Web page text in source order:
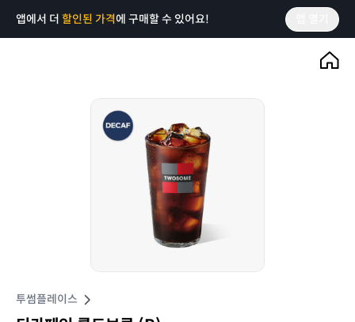
앱에서 더 할인된 가격에 구매할 수 있어요!
투썸플레이스